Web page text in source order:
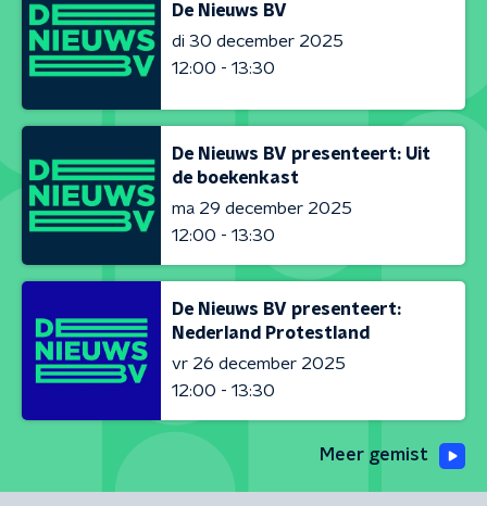
De Nieuws BV
di 30 december 2025
12:00 - 13:30
De Nieuws BV presenteert: Uit
de boekenkast
ma 29 december 2025
12:00 - 13:30
De Nieuws BV presenteert:
Nederland Protestland
vr 26 december 2025
12:00 - 13:30
Meer gemist